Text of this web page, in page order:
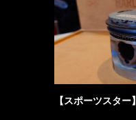
【スポーツスタ